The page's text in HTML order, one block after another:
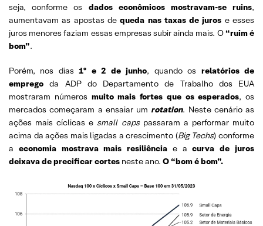
seja, conforme os dados econômicos mostravam-se ruins,
aumentavam as apostas dequeda nas taxas de juros e esses
juros menores faziam essas empresas subir ainda mais. O“ruim é
bom”.
Porém, nos dias1º e 2 de junho, quando os relatórios de
emprego da ADP do Departamento de Trabalho dos EUA
mostraram números muito mais fortes que os esperados, os
mercados começaram a ensaiar um rotation. Neste cenário as
ações mais cíclicas e small capspassaram a performar muito
acima da ações mais ligadas a crescimento (Big Techs) conforme
a economia mostrava mais resiliência e acurva de juros
deixava de precificar cortes neste ano. O “bom é bom”.